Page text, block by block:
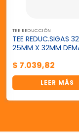
TEE REDUCCIÓN
TEE REDUC.SIGAS
25MM X 32MM
$ 7.039,82
LEER MÁS